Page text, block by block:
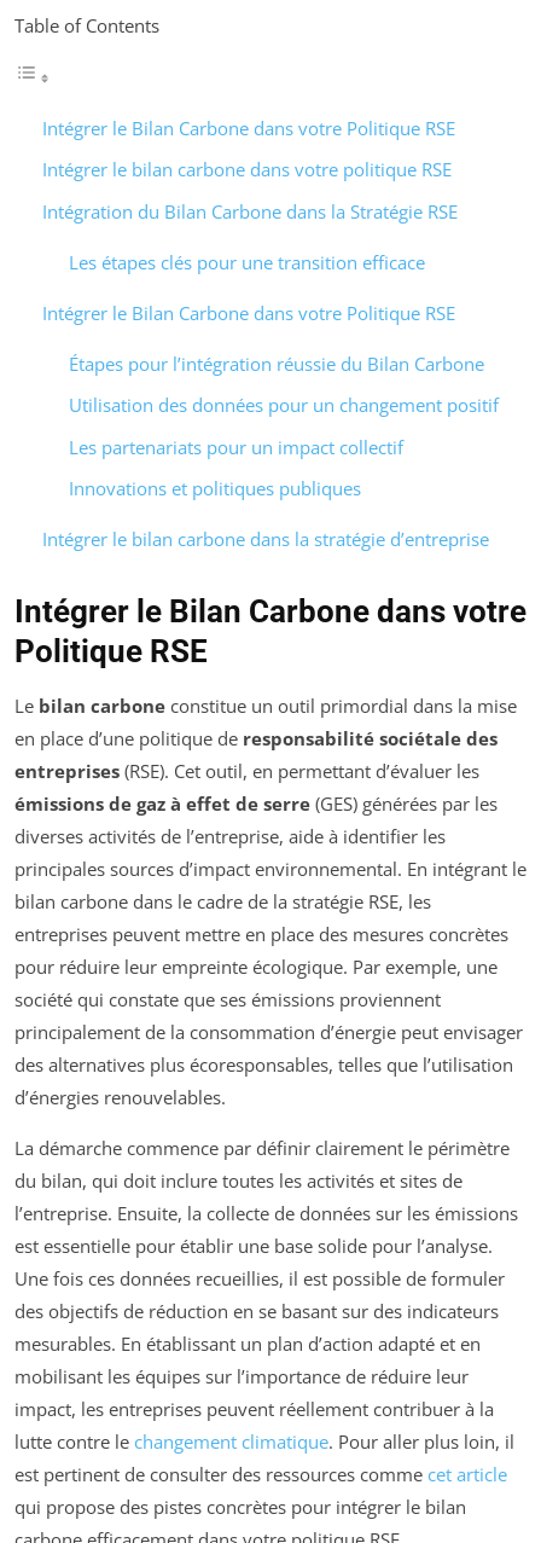
Table of Contents
Intégrer le Bilan Carbone dans votre Politique RSE
Intégrer le bilan carbone dans votre politique RSE
Intégration du Bilan Carbone dans la Stratégie RSE
Les étapes clés pour une transition efficace
Intégrer le Bilan Carbone dans votre Politique RSE
Étapes pour l’intégration réussie du Bilan Carbone
Utilisation des données pour un changement positif
Les partenariats pour un impact collectif
Innovations et politiques publiques
Intégrer le bilan carbone dans la stratégie d’entreprise
Intégrer le Bilan Carbone dans votre
Politique RSE
Le bilan carbone constitue un outil primordial dans la mise
en place d’une politique de responsabilité sociétale des
entreprises (RSE). Cet outil, en permettant d’évaluer les
émissions de gaz à effet de serre (GES) générées par les
diverses activités de l’entreprise, aide à identifier les
principales sources d’impact environnemental. En intégrant le
bilan carbone dans le cadre de la stratégie RSE, les
entreprises peuvent mettre en place des mesures concrètes
pour réduire leur empreinte écologique. Par exemple, une
société qui constate que ses émissions proviennent
principalement de la consommation d’énergie peut envisager
des alternatives plus écoresponsables, telles que l’utilisation
d’énergies renouvelables.
La démarche commence par définir clairement le périmètre
du bilan, qui doit inclure toutes les activités et sites de
l’entreprise. Ensuite, la collecte de données sur les émissions
est essentielle pour établir une base solide pour l’analyse.
Une fois ces données recueillies, il est possible de formuler
des objectifs de réduction en se basant sur des indicateurs
mesurables. En établissant un plan d’action adapté et en
mobilisant les équipes sur l’importance de réduire leur
impact, les entreprises peuvent réellement contribuer à la
lutte contre le changement climatique. Pour aller plus loin, il
est pertinent de consulter des ressources comme cet article
qui propose des pistes concrètes pour intégrer le bilan